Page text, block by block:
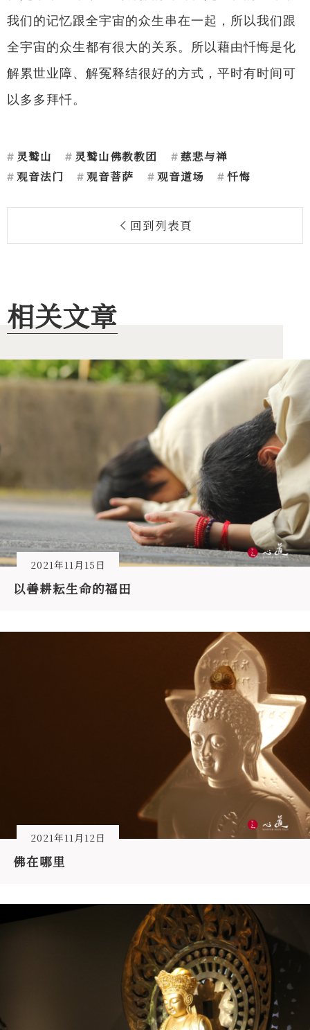
我们的记忆跟全宇宙的众生串在一起，所以我们跟
全宇宙的众生都有很大的关系。所以藉由忏悔是化
解累世业障、解冤释结很好的方式，平时有时间可
以多多拜忏。
灵鹫山 灵鹫山佛教教团
慈悲与禅
观音法门
观音菩萨 观音道场 忏悔
回到列表頁
相关文章
2021年11月15日
以善耕耘生命的福田
2021年11月12日
佛在哪里